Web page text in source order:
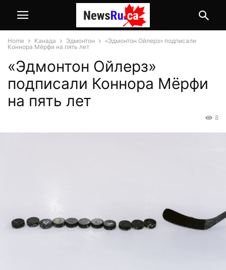
Home Канада Эдмонтон
«Эдмонтон Ойлерз» подписали
Коннора Мёрфи на пять лет
«Эдмонтон Ойлерз»
подписали Коннора Мёрфи
на пять лет
8